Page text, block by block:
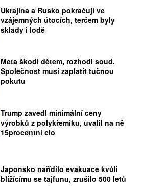
Ukrajina a Rusko pokračují ve
vzájemných útocích, terčem byly
sklady i lodě
Meta škodí dětem, rozhodl soud.
Společnost musí zaplatit tučnou
pokutu
Trump zavedl minimální ceny
výrobků z polykřemíku, uvalil na ně
15procentní clo
Japonsko nařídilo evakuace kvůli
blížícímu se tajfunu, zrušilo 500 letů